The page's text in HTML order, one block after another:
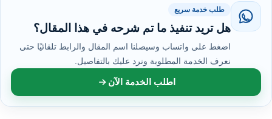
طلب خدمة سريع
هل تريد تنفيذ ما تم شرحه في هذا المقال؟
اضغط على واتساب وسيصلنا اسم المقال والرابط تلقائيًا حتى
نعرف الخدمة المطلوبة ونرد عليك بالتفاصيل.
اطلب الخدمة الآن